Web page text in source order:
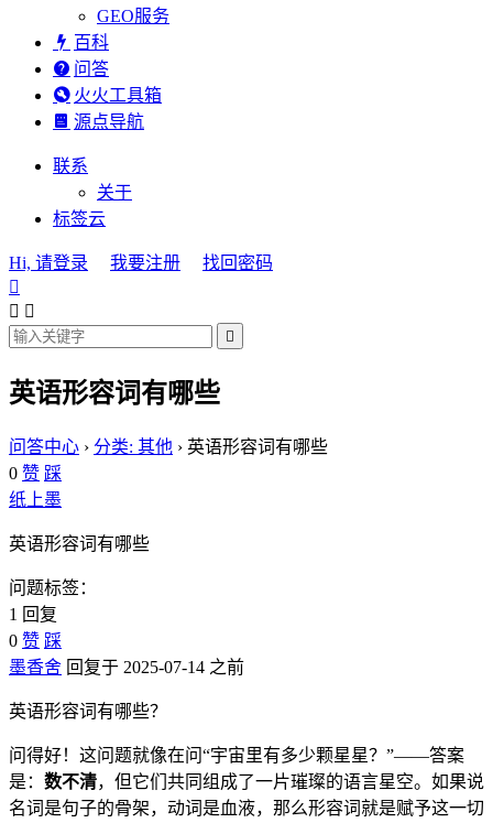
GEO服务
百科
问答
火火工具箱
源点导航
联系
关于
标签云
Hi, 请登录 我要注册
找回密码

 

英语形容词有哪些
问答中心 › 分类: 其他 › 英语形容词有哪些
0 赞 踩
纸上墨
英语形容词有哪些
问题标签：
1 回复
0 赞 踩
墨香舍 回复于 2025-07-14 之前
英语形容词有哪些？
问得好！这问题就像在问“宇宙里有多少颗星星？”——答案
是： 数不清，但它们共同组成了一片璀璨的语言星空。如果说
名词是句子的骨架，动词是血液，那么形容词就是赋予这一切